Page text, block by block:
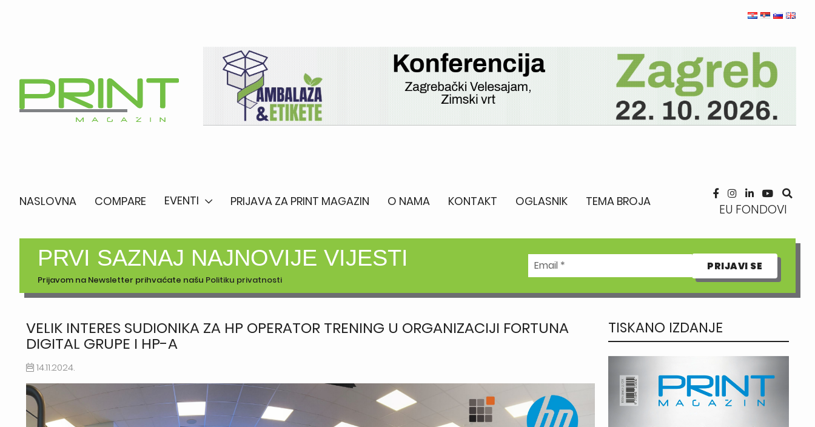
NASLOVNA COMPARE EVENTI PRIJAVA ZA PRINT MAGAZIN O NAMA KONTAKT OGLASNIK TEMA BROJA
EU FONDOVI
PRVI SAZNAJ NAJNOVIJE VIJESTI
Prijavom na Newsletter prihvaćate našu Politiku privatnosti
VELIK INTERES SUDIONIKA ZA HP OPERATOR TRENING U ORGANIZACIJI FORTUNA
DIGITAL GRUPE I HP-A
14.11.2024.
TISKANO IZDANJE